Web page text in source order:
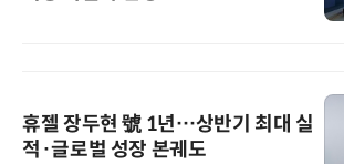
휴젤 장두현 號 1년…상반기 최대 실
적·글로벌 성장 본궤도